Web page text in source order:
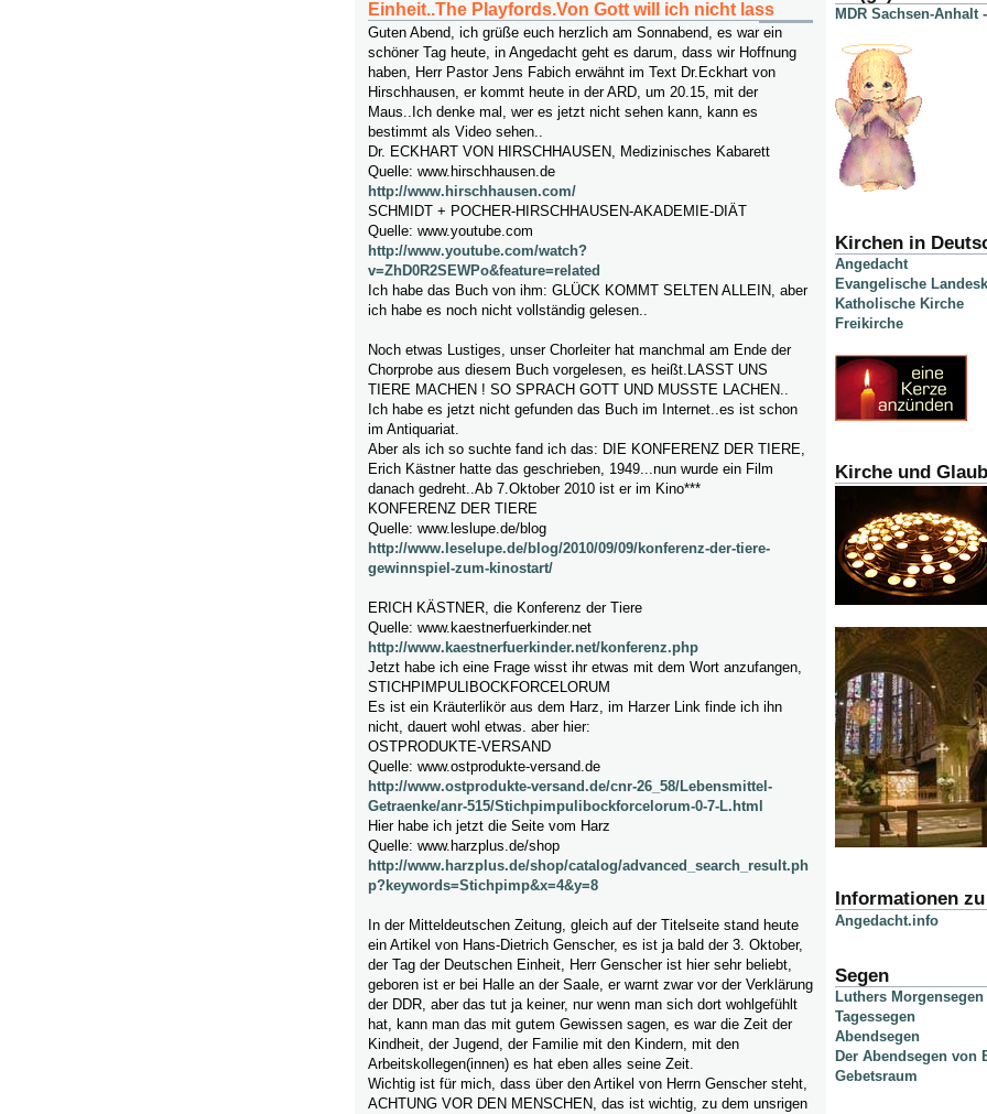
Einheit..The Playfords.Von Gott will ich nicht lass
Guten Abend, ich grüße euch herzlich am Sonnabend, es war ein
schöner Tag heute, in Angedacht geht es darum, dass wir Hoffnung
haben, Herr Pastor Jens Fabich erwähnt im Text Dr.Eckhart von
Hirschhausen, er kommt heute in der ARD, um 20.15, mit der
Maus..Ich denke mal, wer es jetzt nicht sehen kann, kann es
bestimmt als Video sehen..
Dr. ECKHART VON HIRSCHHAUSEN, Medizinisches Kabarett
Quelle: www.hirschhausen.de
http://www.hirschhausen.com/
SCHMIDT + POCHER-HIRSCHHAUSEN-AKADEMIE-DIÄT
Quelle: www.youtube.com
http://www.youtube.com/watch?
v=ZhD0R2SEWPo&feature=related
Ich habe das Buch von ihm: GLÜCK KOMMT SELTEN ALLEIN, aber
ich habe es noch nicht vollständig gelesen..
Noch etwas Lustiges, unser Chorleiter hat manchmal am Ende der
Chorprobe aus diesem Buch vorgelesen, es heißt.LASST UNS
TIERE MACHEN ! SO SPRACH GOTT UND MUSSTE LACHEN..
Ich habe es jetzt nicht gefunden das Buch im Internet..es ist schon
im Antiquariat.
Aber als ich so suchte fand ich das: DIE KONFERENZ DER TIERE,
Erich Kästner hatte das geschrieben, 1949...nun wurde ein Film
danach gedreht..Ab 7.Oktober 2010 ist er im Kino***
KONFERENZ DER TIERE
Quelle: www.leslupe.de/blog
http://www.leselupe.de/blog/2010/09/09/konferenz-der-tiere-
gewinnspiel-zum-kinostart/
ERICH KÄSTNER, die Konferenz der Tiere
Quelle: www.kaestnerfuerkinder.net
http://www.kaestnerfuerkinder.net/konferenz.php
Jetzt habe ich eine Frage wisst ihr etwas mit dem Wort anzufangen,
STICHPIMPULIBOCKFORCELORUM
Es ist ein Kräuterlikör aus dem Harz, im Harzer Link finde ich ihn
nicht, dauert wohl etwas. aber hier:
OSTPRODUKTE-VERSAND
Quelle: www.ostprodukte-versand.de
http://www.ostprodukte-versand.de/cnr-26_58/Lebensmittel-
Getraenke/anr-515/Stichpimpulibockforcelorum-0-7-L.html
Hier habe ich jetzt die Seite vom Harz
Quelle: www.harzplus.de/shop
http://www.harzplus.de/shop/catalog/advanced_search_result.ph
p?keywords=Stichpimp&x=4&y=8
In der Mitteldeutschen Zeitung, gleich auf der Titelseite stand heute
ein Artikel von Hans-Dietrich Genscher, es ist ja bald der 3. Oktober,
der Tag der Deutschen Einheit, Herr Genscher ist hier sehr beliebt,
geboren ist er bei Halle an der Saale, er warnt zwar vor der Verklärung
der DDR, aber das tut ja keiner, nur wenn man sich dort wohlgefühlt
hat, kann man das mit gutem Gewissen sagen, es war die Zeit der
Kindheit, der Jugend, der Familie mit den Kindern, mit den
Arbeitskollegen(innen) es hat eben alles seine Zeit.
Wichtig ist für mich, dass über den Artikel von Herrn Genscher steht,
ACHTUNG VOR DEN MENSCHEN, das ist wichtig, zu dem unsrigen
MDR Sachsen-Anhalt
Kirchen in
Angedacht
Evangelische
Katholische Kirche
Freikirche
Kirche und
Informationen
Angedacht.info
Segen
Luthers Morgensegen
Tagessegen
Abendsegen
Der Abendsegen von
Gebetsraum